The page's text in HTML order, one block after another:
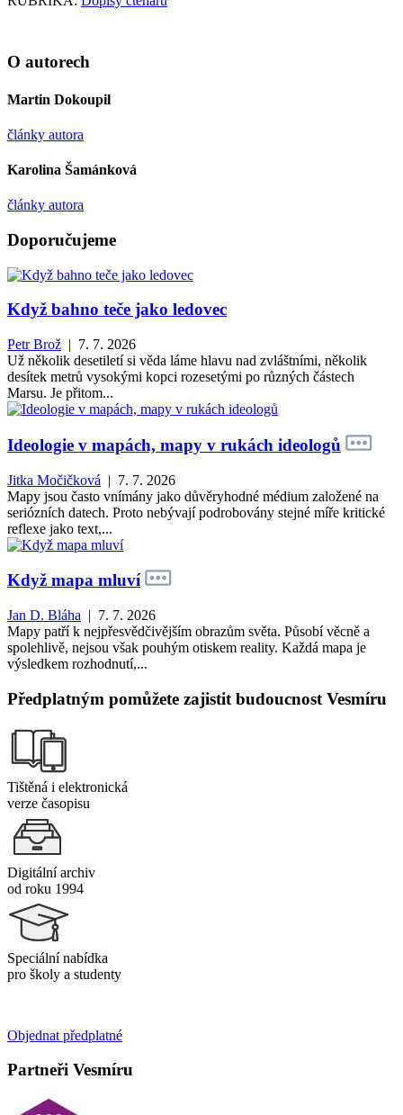
O autorech
Martin Dokoupil
články autora
Karolina Šamánková
články autora
Doporučujeme
Když bahno teče jako ledovec
Petr Brož | 7. 7. 2026
Už několik desetiletí si věda láme hlavu nad zvláštními, několik
desítek metrů vysokými kopci rozesetými po různých částech
Marsu. Je přitom...
Ideologie v mapách, mapy v rukách ideologů
Jitka Močičková | 7. 7. 2026
Mapy jsou často vnímány jako důvěryhodné médium založené na
seriózních datech. Proto nebývají podrobovány stejné míře kritické
reflexe jako text,...
Když mapa mluví
Jan D. Bláha | 7. 7. 2026
Mapy patří k nejpřesvědčivějším obrazům světa. Působí věcně a
spolehlivě, nejsou však pouhým otiskem reality. Každá mapa je
výsledkem rozhodnutí,...
Předplatným pomůžete zajistit budoucnost Vesmíru
Tištěná i elektronická
verze časopisu
Digitální archiv
od roku 1994
Speciální nabídka
pro školy a studenty
Objednat předplatné
Partneři Vesmíru